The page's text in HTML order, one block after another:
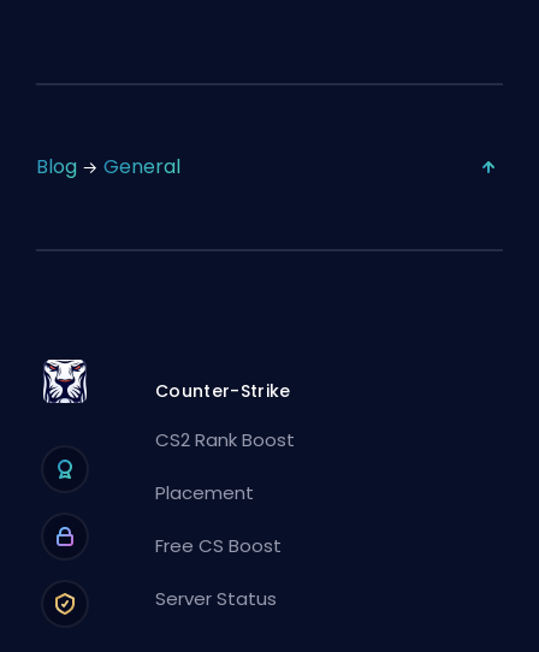
Blog General
Counter-Strike
CS2 Rank Boost
Placement
Free CS Boost
Server Status